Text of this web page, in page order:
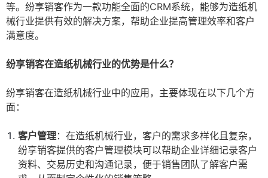
等。纷享销客作为一款功能全面的CRM系统，能够为造纸机
械行业提供有效的解决方案，帮助企业提高管理效率和客户
满意度。
纷享销客在造纸机械行业的优势是什么？
纷享销客在造纸机械行业中的应用，主要体现在以下几个方
面：
客户管理：在造纸机械行业，客户的需求多样化且复杂，
纷享销客提供的客户管理模块可以帮助企业详细记录客户
资料、交易历史和沟通记录，便于销售团队了解客户需